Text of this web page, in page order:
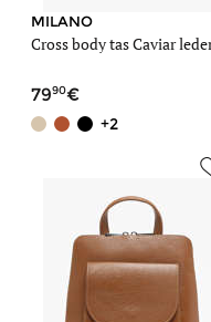
MILANO
Cross body tas Caviar
7990
+2